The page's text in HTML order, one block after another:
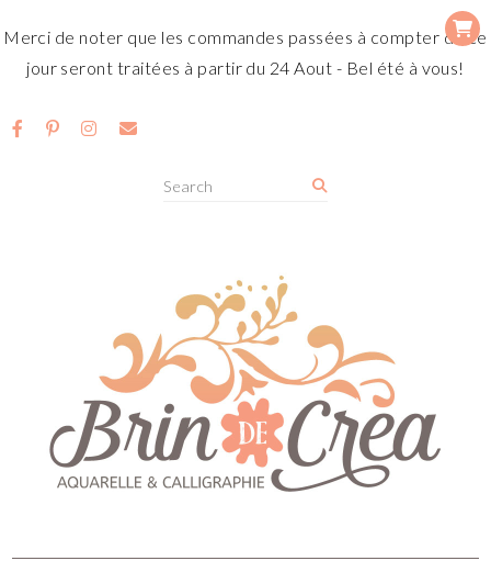
Merci de noter que les commandes passées à compter de ce
jour seront traitées à partir du 24 Aout - Bel été à vous!